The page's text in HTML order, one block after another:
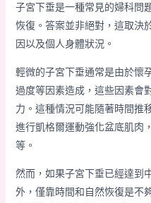
子宮下垂是一種常見的婦科問
恢復。答案並非絕對，這取決
因以及個人身體狀況。
輕微的子宮下垂通常是由於懷
過度等因素造成，這些因素會
力。這種情況可能隨著時間推
進行凱格爾運動強化盆底肌肉
等。
然而，如果子宮下垂已經達到
外，僅靠時間和自然恢復是不